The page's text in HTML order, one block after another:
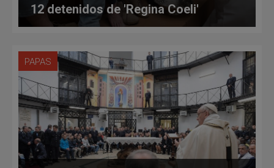
12 detenidos de 'Regina Coeli'
PAPAS